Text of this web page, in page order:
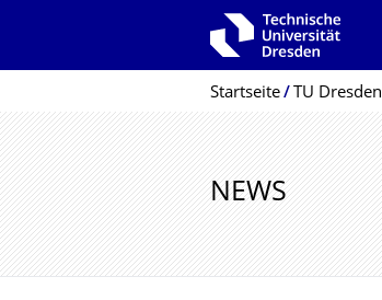
Zur Hauptnavigation springen
Breadcrumb-Menü
Startseite TU Dresden
NEWS